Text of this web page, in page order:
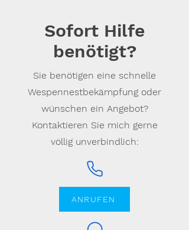
Sofort Hilfe
benötigt?
Sie benötigen eine schnelle
Wespennestbekämpfung oder
wünschen ein Angebot?
Kontaktieren Sie mich gerne
völlig unverbindlich:
ANRUFEN